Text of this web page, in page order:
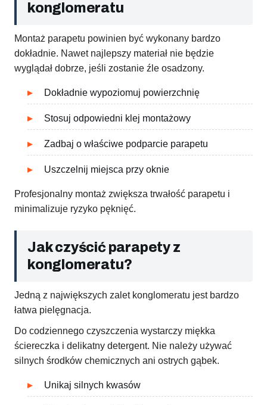
konglomeratu
Montaż parapetu powinien być wykonany bardzo
dokładnie. Nawet najlepszy materiał nie będzie
wyglądał dobrze, jeśli zostanie źle osadzony.
Dokładnie wypoziomuj powierzchnię
Stosuj odpowiedni klej montażowy
Zadbaj o właściwe podparcie parapetu
Uszczelnij miejsca przy oknie
Profesjonalny montaż zwiększa trwałość parapetu i
minimalizuje ryzyko pęknięć.
Jak czyścić parapety z
konglomeratu?
Jedną z największych zalet konglomeratu jest bardzo
łatwa pielęgnacja.
Do codziennego czyszczenia wystarczy miękka
ściereczka i delikatny detergent. Nie należy używać
silnych środków chemicznych ani ostrych gąbek.
Unikaj silnych kwasów